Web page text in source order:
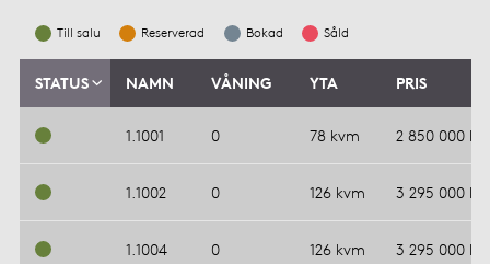
Till salu Reserverad Bokad Såld
STATUS NAMN VÅNING YTA PRIS
1.1001 0 78 kvm 2 850 000 kr
1.1002 0 126 kvm 3 295 000 kr
1.1004 0 126 kvm 3 295 000 kr